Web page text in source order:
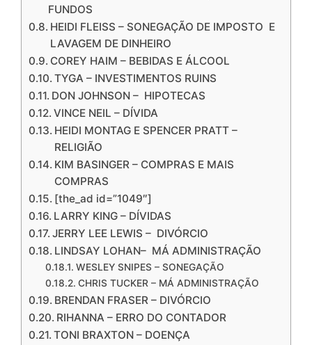
FUNDOS
HEIDI FLEISS – SONEGAÇÃO DE IMPOSTO E
LAVAGEM DE DINHEIRO
COREY HAIM – BEBIDAS E ÁLCOOL
TYGA – INVESTIMENTOS RUINS
DON JOHNSON – HIPOTECAS
VINCE NEIL – DÍVIDA
HEIDI MONTAG E SPENCER PRATT –
RELIGIÃO
KIM BASINGER – COMPRAS E MAIS
COMPRAS
[the_ad id=”1049″]
LARRY KING – DÍVIDAS
JERRY LEE LEWIS – DIVÓRCIO
LINDSAY LOHAN– MÁ ADMINISTRAÇÃO
WESLEY SNIPES – SONEGAÇÃO
CHRIS TUCKER – MÁ ADMINISTRAÇÃO
BRENDAN FRASER – DIVÓRCIO
RIHANNA – ERRO DO CONTADOR
TONI BRAXTON – DOENÇA